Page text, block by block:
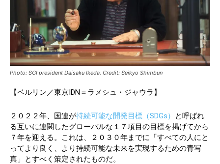
Photo: SGI president Daisaku Ikeda. Credit: Seikyo Shimbun
【ベルリン／東京IDN＝ラメシュ・ジャウラ】
２０２２年、国連が持続可能な開発目標（SDGs）
と呼ばれ
る互いに連関したグローバルな１７項目の目標を掲げてから
７年を迎える。これは、２０３０年までに「すべての人にと
ってより良く、より持続可能な未来を実現するための青写
真」とすべく策定されたものだ。